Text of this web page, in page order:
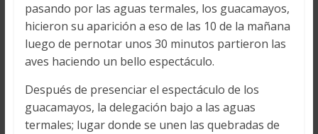
pasando por las aguas termales, los guacamayos,
hicieron su aparición a eso de las 10 de la mañana
luego de pernotar unos 30 minutos partieron las
aves haciendo un bello espectáculo.
Después de presenciar el espectáculo de los
guacamayos, la delegación bajo a las aguas
termales; lugar donde se unen las quebradas de